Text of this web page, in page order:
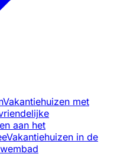
Vakantiehuizen met
aan het
Vakantiehuizen in de